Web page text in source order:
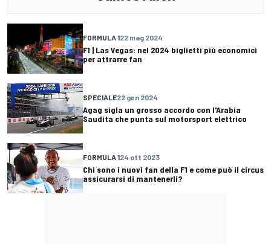
FORMULA 122 mag 2024
F1 | Las Vegas: nel 2024 biglietti più economici
per attrarre fan
SPECIALE22 gen 2024
Agag sigla un grosso accordo con l'Arabia
Saudita che punta sul motorsport elettrico
FORMULA 124 ott 2023
Chi sono i nuovi fan della F1 e come può il circus
assicurarsi di mantenerli?